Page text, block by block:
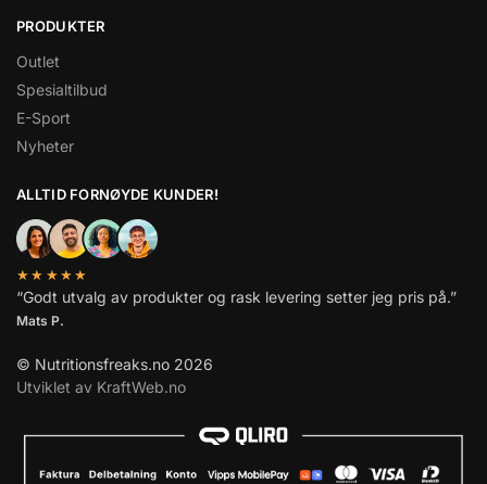
PRODUKTER
Outlet
Spesialtilbud
E-Sport
Nyheter
ALLTID FORNØYDE KUNDER!
★★★★★
“Godt utvalg av produkter og rask levering setter jeg pris på.”
Mats P.
© Nutritionsfreaks.no 2026
Utviklet av KraftWeb.no